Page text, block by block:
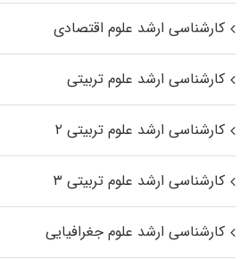
کارشناسی ارشد علوم اقتصادی
کارشناسی ارشد علوم تربیتی
کارشناسی ارشد علوم تربیتی ۲
کارشناسی ارشد علوم تربیتی ۳
کارشناسی ارشد علوم جغرافیایی